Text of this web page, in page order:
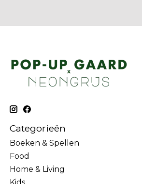
Categorieën
Boeken & Spellen
Food
Home & Living